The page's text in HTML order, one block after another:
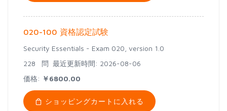
020-100 資格認定試験
Security Essentials - Exam 020, version 1.0
228 問 最近更新時間: 2026-08-06
価格: ￥6800.00
ショッピングカートに入れる